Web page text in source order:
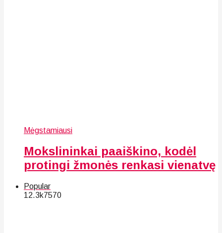
Mėgstamiausi
Mokslininkai paaiškino, kodėl
protingi žmonės renkasi vienatvę
Popular
12.3k7570